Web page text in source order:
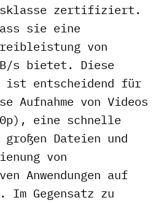
zertifiziert.
sie eine
von
s bietet. Diese
ist entscheidend für
Aufnahme von Videos
eine schnelle
großen Dateien und
von
Anwendungen auf
Im Gegensatz zu